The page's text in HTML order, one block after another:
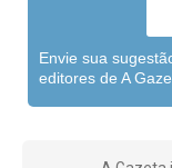
Envie sua
editores de A